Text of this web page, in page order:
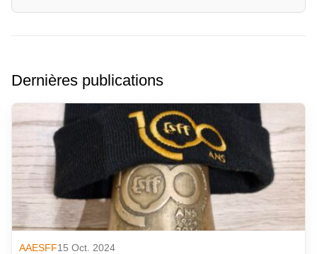
Dernières publications
AAESFF15 Oct. 2024